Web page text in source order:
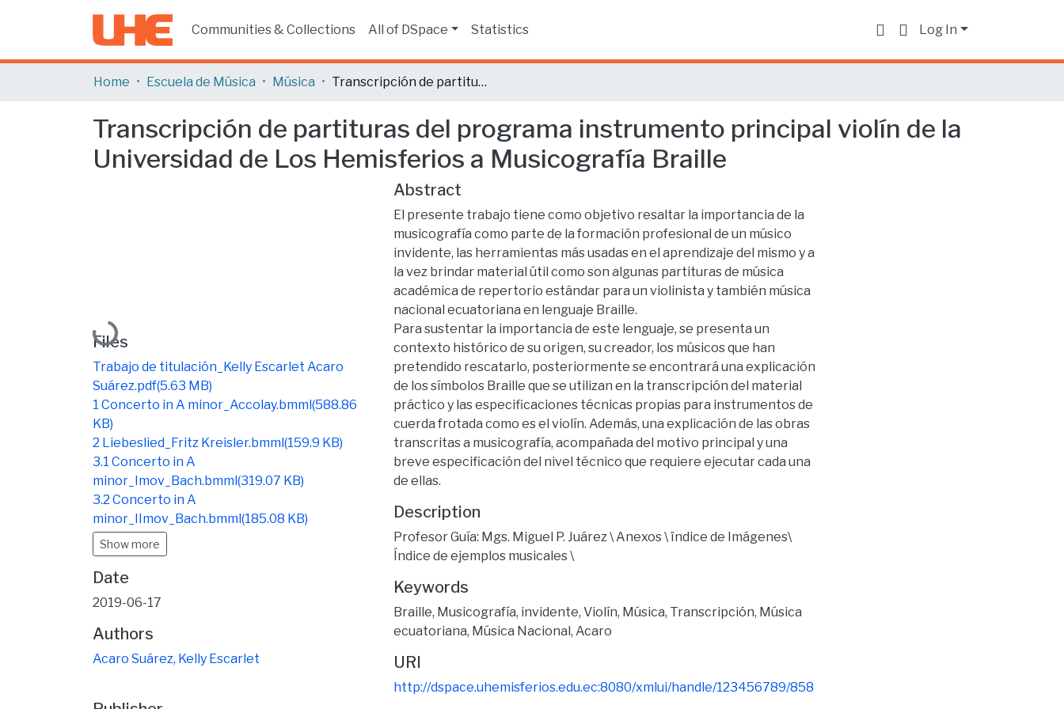
Communities & Collections All of DSpace Statistics Log In
Home Escuela de Música Música Transcripción de partituras del programa instrumento principal violín de la Universidad de Los Hemisferios a Musicografía Braille
Transcripción de partituras del programa instrumento principal violín de la
Universidad de Los Hemisferios a Musicografía Braille
Loading...
Files
Trabajo de titulación_Kelly Escarlet Acaro
Suárez.pdf(5.63 MB)
1 Concerto in A minor_Accolay.bmml(588.86
KB)
2 Liebeslied_Fritz Kreisler.bmml(159.9 KB)
3.1 Concerto in A
minor_Imov_Bach.bmml(319.07 KB)
3.2 Concerto in A
minor_IImov_Bach.bmml(185.08 KB)
Show more
Date
2019-06-17
Authors
Acaro Suárez, Kelly Escarlet
Abstract
El presente trabajo tiene como objetivo resaltar la importancia de la
musicografía como parte de la formación profesional de un músico
invidente, las herramientas más usadas en el aprendizaje del mismo y a
la vez brindar material útil como son algunas partituras de música
académica de repertorio estándar para un violinista y también música
nacional ecuatoriana en lenguaje Braille.
Para sustentar la importancia de este lenguaje, se presenta un
contexto histórico de su origen, su creador, los músicos que han
pretendido rescatarlo, posteriormente se encontrará una explicación
de los símbolos Braille que se utilizan en la transcripción del material
práctico y las especificaciones técnicas propias para instrumentos de
cuerda frotada como es el violín. Además, una explicación de las obras
transcritas a musicografía, acompañada del motivo principal y una
breve especificación del nivel técnico que requiere ejecutar cada una
de ellas.
Description
Profesor Guía: Mgs. Miguel P. Juárez \ Anexos \ ïndice de Imágenes\
Índice de ejemplos musicales \
Keywords
Braille, Musicografía, invidente, Violín, Música, Transcripción, Música
ecuatoriana, Música Nacional, Acaro
URI
http://dspace.uhemisferios.edu.ec:8080/xmlui/handle/123456789/858